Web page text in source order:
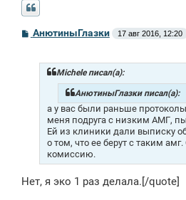
С
АнютиныГлазки 17 авг 2016, 12:20
Michele писал(а):
АнютиныГлазки писал(а):
а у вас были раньше
меня подруга с низким АМГ,
Ей из клиники дали выписку
о том, что ее берут с таким
комиссию.
Нет, я эко 1 раз делала.[/quote]